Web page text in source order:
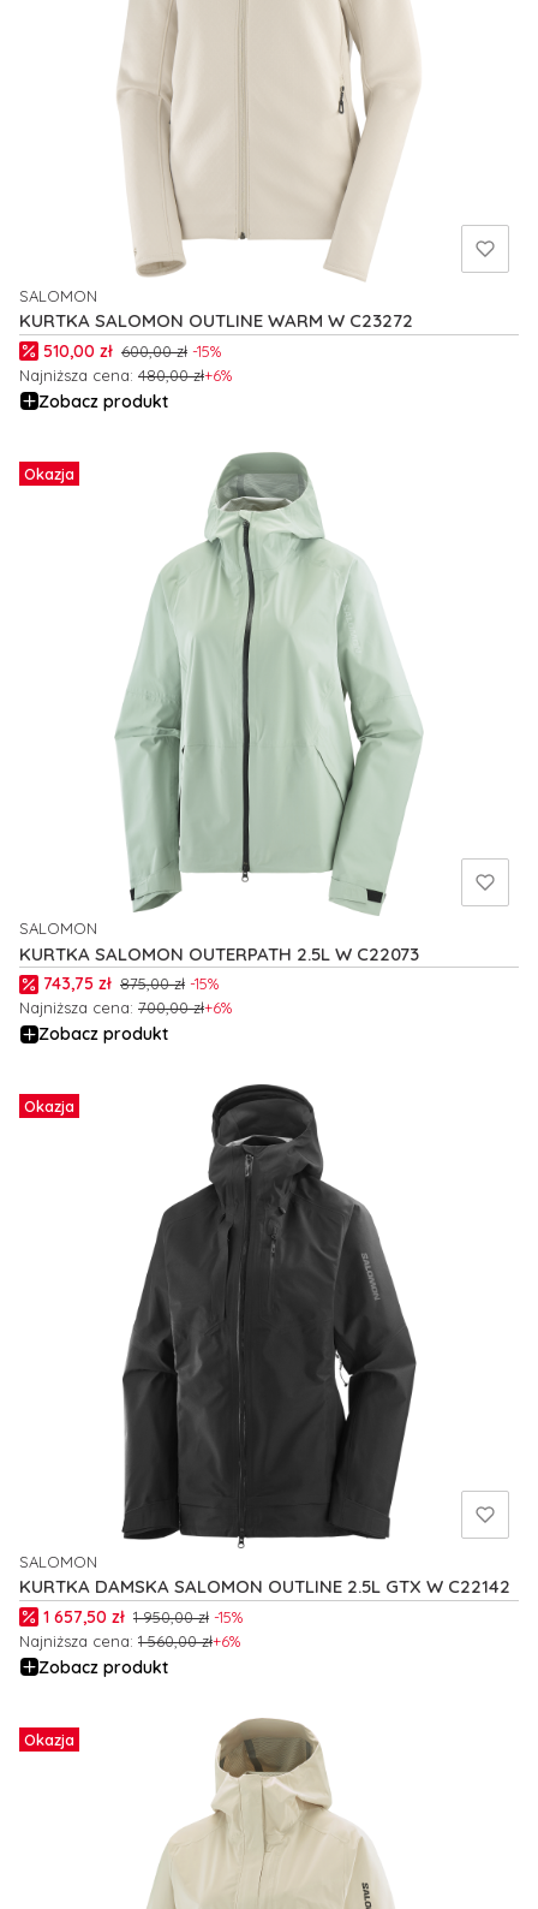
KURTKA SALOMON OUTLINE WARM W C23272
PRODUCENT
SALOMON
Cena promocyjna
510,00 zł 600,00 zł -15%
Najniższa cena: 480,00 zł+6%
Zobacz produkt
Okazja
KURTKA SALOMON OUTERPATH 2.5L W C22073
PRODUCENT
SALOMON
Cena promocyjna
743,75 zł 875,00 zł -15%
Najniższa cena: 700,00 zł+6%
Zobacz produkt
Okazja
KURTKA DAMSKA SALOMON OUTLINE 2.5L GTX W C22142
PRODUCENT
SALOMON
Cena promocyjna
1 657,50 zł 1 950,00 zł -15%
Najniższa cena: 1 560,00 zł+6%
Zobacz produkt
Okazja